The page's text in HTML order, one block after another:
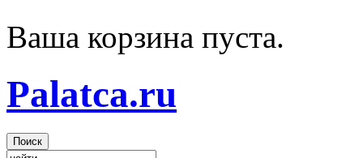
Ваша корзина пуста.
Palatca.ru